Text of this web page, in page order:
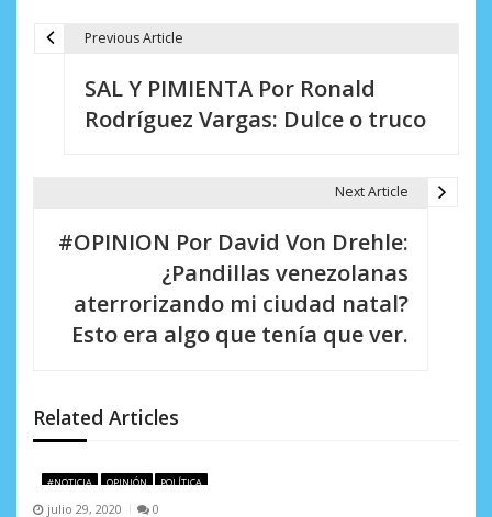
n
d
e
Previous Article
SAL Y PIMIENTA Por Ronald
Rodríguez Vargas: Dulce o truco
Next Article
#OPINION Por David Von Drehle:
¿Pandillas venezolanas
aterrorizando mi ciudad natal?
Esto era algo que tenía que ver.
Related Articles
#NOTICIA OPINIÓN POLÍTICA
julio 29, 2020 0